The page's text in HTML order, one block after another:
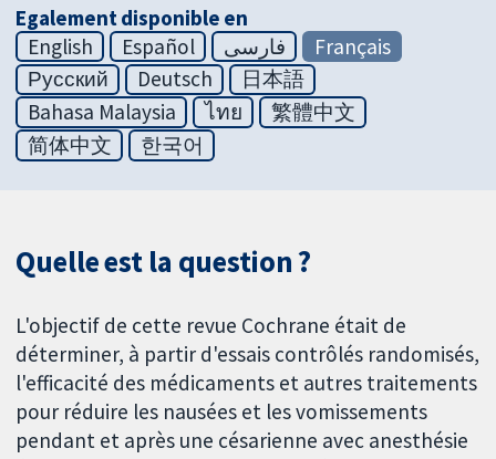
Egalement disponible en
English
Español فارسی
Français
Русский
Deutsch
日本語
Bahasa Malaysia
ไทย
繁體中文
简体中文
한국어
Quelle est la question ?
L'objectif de cette revue Cochrane était de
déterminer, à partir d'essais contrôlés randomisés,
l'efficacité des médicaments et autres traitements
pour réduire les nausées et les vomissements
pendant et après une césarienne avec anesthésie